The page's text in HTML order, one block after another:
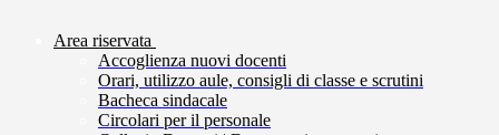
Area riservata
Accoglienza nuovi docenti
Orari, utilizzo aule, consigli di classe e scrutini
Bacheca sindacale
Circolari per il personale